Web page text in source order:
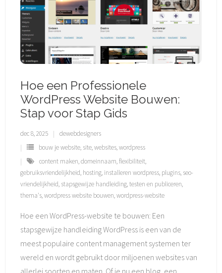
Hoe een Professionele
WordPress Website Bouwen:
Stap voor Stap Gids
dec 8, 2025
dewebdesigners
bouw je website, site,websites,wordpress
content maken,domeinnaam,flexibiliteit,
gebruiksvriendelijkheid, hosting, installeren wordpress, plugins, seo-
vriendelijkheid, stapsgewijze handleiding,testen en publiceren,
thema's,wordpress website bouwen,wordpress-website
Hoe een WordPress-website te bouwen: Een
stapsgewijze handleiding WordPress is een van de
meest populaire content management systemen ter
wereld en wordt gebruikt door miljoenen websites van
allerlei soorten en maten. Of je nu een blog, een